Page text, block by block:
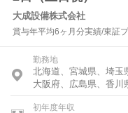
大成設備株式会社
賞与年平均6ヶ月分実績/東証
勤務地
北海道、宮城県、埼玉
大阪府、広島県、香川
初年度年収